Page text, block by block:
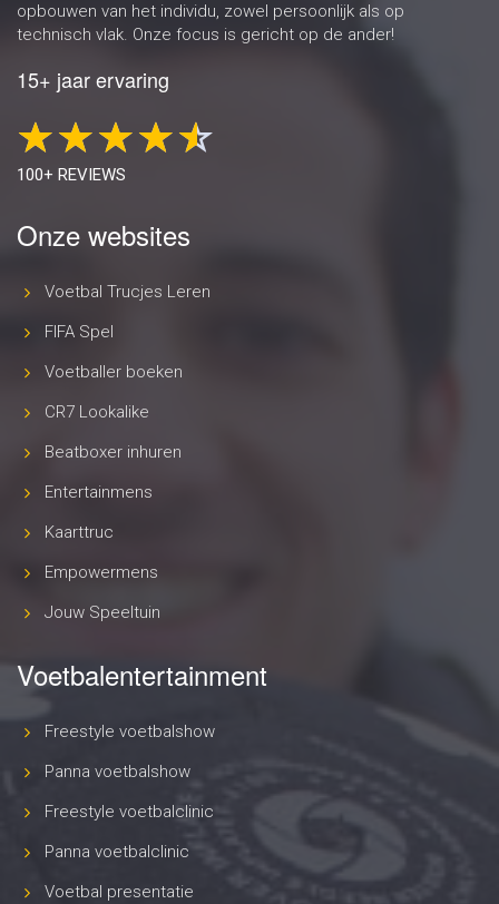
opbouwen van het individu, zowel persoonlijk als op
technisch vlak. Onze focus is gericht op de ander!
15+ jaar ervaring
100+ REVIEWS
Onze websites
Voetbal Trucjes Leren
FIFA Spel
Voetballer boeken
CR7 Lookalike
Beatboxer inhuren
Entertainmens
Kaarttruc
Empowermens
Jouw Speeltuin
Voetbalentertainment
Freestyle voetbalshow
Panna voetbalshow
Freestyle voetbalclinic
Panna voetbalclinic
Voetbal presentatie